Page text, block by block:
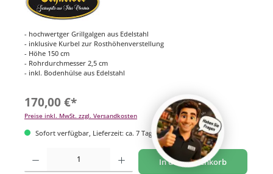
- hochwertger Grillgalgen aus Edelstahl
- inklusive Kurbel zur Rosthöhenverstellung
- Höhe 150 cm
- Rohrdurchmesser 2,5 cm
- inkl. Bodenhülse aus Edelstahl
170,00 €*
Preise inkl. MwSt. zzgl. Versandkosten
Sofort verfügbar, Lieferzeit: ca. 7 Tage
Produkt Anzahl: Gib den gewünschten Wert ein oder benutze die Schaltflächen um
In den Warenkorb